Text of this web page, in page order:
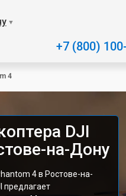
▼
+7 (800)
4
DJI
на-Дону
4 в Ростове-на-
предлагает